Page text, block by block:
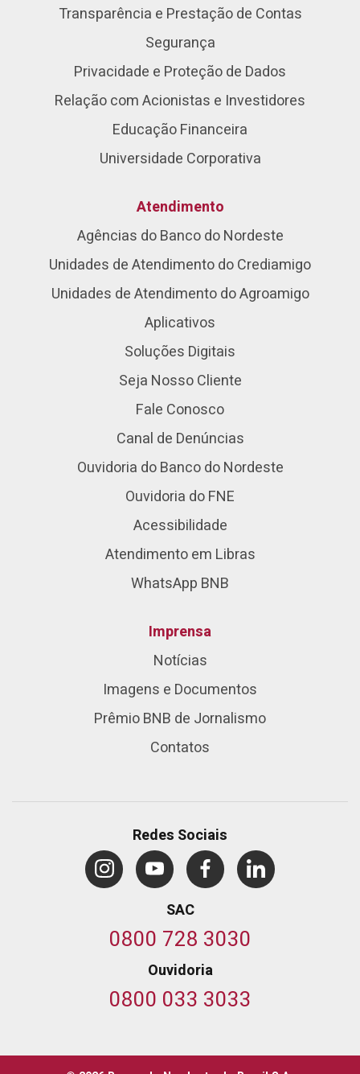
Transparência e Prestação de Contas
Segurança
Privacidade e Proteção de Dados
Relação com Acionistas e Investidores
Educação Financeira
Universidade Corporativa
Atendimento
Agências do Banco do Nordeste
Unidades de Atendimento do Crediamigo
Unidades de Atendimento do Agroamigo
Aplicativos
Soluções Digitais
Seja Nosso Cliente
Fale Conosco
Canal de Denúncias
Ouvidoria do Banco do Nordeste
Ouvidoria do FNE
Acessibilidade
Atendimento em Libras
WhatsApp BNB
Imprensa
Notícias
Imagens e Documentos
Prêmio BNB de Jornalismo
Contatos
Redes Sociais
SAC
0800 728 3030
Ouvidoria
0800 033 3033